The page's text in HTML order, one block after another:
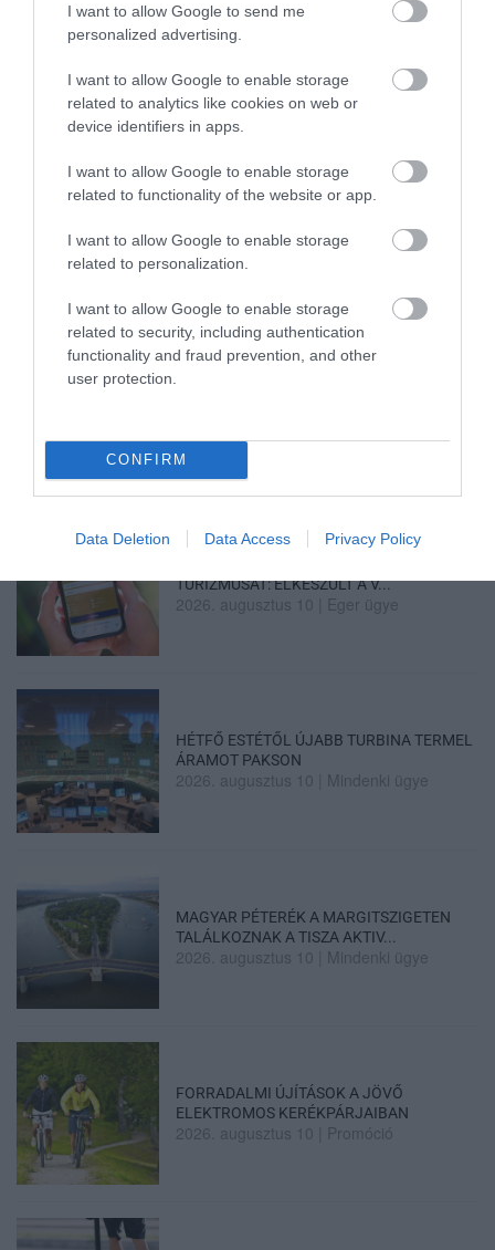
I want to allow Google to send me
personalized advertising.
I want to allow Google to enable storage
related to analytics like cookies on web or
device identifiers in apps.
I want to allow Google to enable storage
related to functionality of the website or app.
I want to allow Google to enable storage
related to personalization.
I want to allow Google to enable storage
related to security, including authentication
functionality and fraud prevention, and other
user protection.
CONFIRM
Data Deletion Data Access Privacy Policy
MEHRINGER, CO LEE ÉS A
BLAHALOUISIANA KONCERTJÉT IS
2026. augusztus 10|Programok
MINDENNAPOKBAN?
2026. augusztus 10|Promóció
TURIZMUSÁT: ELKÉSZÜLT A V...
2026. augusztus 10 Eger ügye
HÉTFŐ ESTÉTŐL ÚJABB TURBINA TERMEL
ÁRAMOT PAKSON
2026. augusztus 10 Mindenki ügye
MAGYAR PÉTERÉK A MARGITSZIGETEN
TALÁLKOZNAK A TISZA AKTIV...
2026. augusztus 10 Mindenki ügye
FORRADALMI ÚJÍTÁSOK A JÖVŐ
ELEKTROMOS KERÉKPÁRJAIBAN
2026. augusztus 10 Promóció